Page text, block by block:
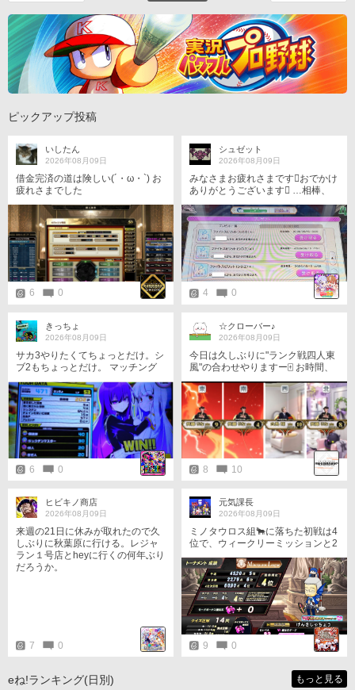
ピックアップ投稿
いしたん
2026年08月09日
借金完済の道は険しい(´・ω・`) お
疲れさまでした
6 0
シュゼット
2026年08月09日
みなさまお疲れさまです󾌾おでかけ
ありがとうございます󾍘 …相棒、
いまごろ何してるかな？さみしく
て泣いてないかな？… (※ココアは
夏休み中👥🫵🕵️‍♂️👥🐖) 本日は爆裂3麻
を18回、7-7-4。 今回は日曜の日
中ということで󾀀️󾟤途中休憩(※ポッ
プン)を挟みつつ、延長18回をなん
とか投げ抜いてきました🥵󾟑️ 今回
は3つの勝ち越し󾫴️ここまで4回し
か負けてない󾫴️ﾌﾌﾌ󾆭 はーっはっは
󾌺(こ、こわいよー󾆷) いいね…！面
白ぇじゃん󾭠この球…󾓶打てるもん
ｺｰｲ!です󾆷) ｶｷｰﾝ!(飛ばされちゃった
よう󾆷) の、ノーチャンスだったか
らね。仕方ないね(←言い訳) イベ
ント卓らしく打ったり打たれた
り…と、てんやわんやしてました
が、タテナオリ監督の的確な指示
(󾆷監督「見逃してください」「次
に賭けます」「落ちついて、よく
見て」etc.)のおかげで要所要所を
締めることに成功😮‍󾭝 チームスロ
ーガンは『心機一転、深呼吸』で
したことで、 大会スコアも 553.0
になりました󾭞むんっ(󾆷監督「順調
ね…！スコア更新を狙いすぎて大
振りになっちゃわないように、残
りの12イニングも引き続き 爆弾 に
気をつけて頑張りたいと思います󾌾
えいえいファイトー！󾭠󾆷󾍘 …相
棒。このチームの顔はお前だ
ろ…？しっかりと調整して、シー
ズン終盤までには帰ってくるんだ
ぞ…！待ってるからな、ココ
ア…！󾇐 (※ 󾟴󾆡‍♂️🕵️‍♂️󾆡‍♂️))) 👥🐖 ) 対
局ありがとうございました󾍓‍♂️
4 0
きっちょ
2026年08月09日
サカ3やりたくてちょっとだけ。シ
ブ2もちょっとだけ。 マッチング
した試合、デグチ戦(守)で盛大にや
らかしたのが最大の反省ポイン
ト。すいませんでした。。
6 0
☆クローバー♪
2026年08月09日
今日は久しぶりに"ランク戦四人東
風"の合わせやりますー🀄️ お時間、
0〜、21:00〜、21:30〜の3回参戦
時間になった瞬間に入ります、も
し同卓した際はよろしくお願いし
ます🍀 画像は昨日フレさんで集ま
った時のものです(⁠^⁠^⁠)✨️
8 10
ヒビキノ商店
2026年08月09日
来週の21日に休みが取れたので久
しぶりに秋葉原に行ける。レジャ
ラン１号店とheyに行くの何年ぶり
だろうか。
7 0
元気課長
2026年08月09日
ミノタウロス組🐂に落ちた初戦は4
位で、ウィークリーミッションと2
ウィークミッションの2つを達成出
来たのは良かったですが、準決勝
のグロ問ラッシュに泣かされまし
た…。
9 0
eね!ランキング(日別) もっと見る